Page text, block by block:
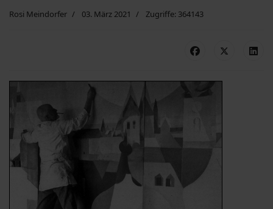
Rosi Meindorfer 03. März 2021 Zugriffe: 364143